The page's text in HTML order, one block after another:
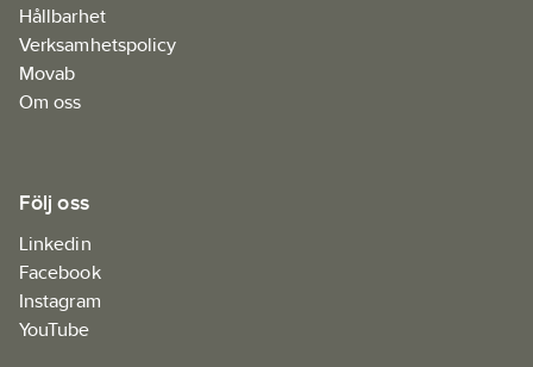
Hållbarhet
Verksamhetspolicy
Movab
Om oss
Följ oss
Linkedin
Facebook
Instagram
YouTube